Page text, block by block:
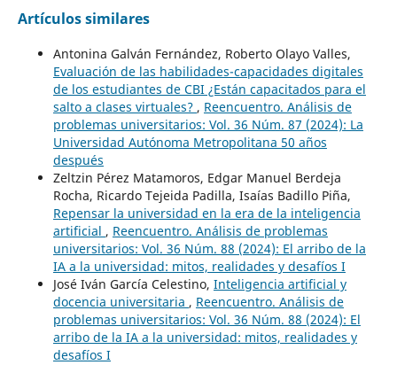
Artículos similares
Antonina Galván Fernández, Roberto Olayo Valles,
Evaluación de las habilidades-capacidades digitales
de los estudiantes de CBI ¿Están capacitados para el
salto a clases virtuales? , Reencuentro. Análisis de
problemas universitarios: Vol. 36 Núm. 87 (2024): La
Universidad Autónoma Metropolitana 50 años
después
Zeltzin Pérez Matamoros, Edgar Manuel Berdeja
Rocha, Ricardo Tejeida Padilla, Isaías Badillo Piña,
Repensar la universidad en la era de la inteligencia
artificial , Reencuentro. Análisis de problemas
universitarios: Vol. 36 Núm. 88 (2024): El arribo de la
IA a la universidad: mitos, realidades y desafíos I
José Iván García Celestino, Inteligencia artificial y
docencia universitaria , Reencuentro. Análisis de
problemas universitarios: Vol. 36 Núm. 88 (2024): El
arribo de la IA a la universidad: mitos, realidades y
desafíos I